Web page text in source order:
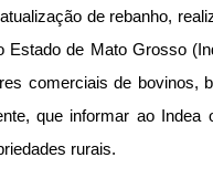
de rebanho,
Estado de Mato Grosso
comerciais de bovinos,
que informar ao Indea
rurais.